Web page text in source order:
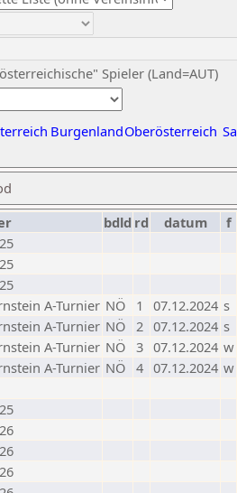
Spieler (Land=AUT)
BurgenlandOberösterreich
bdld rd datum f
A-Turnier NÖ 1 07.12.2024 s
A-Turnier NÖ 2 07.12.2024 s
A-Turnier NÖ 3 07.12.2024 w
A-Turnier NÖ 4 07.12.2024 w